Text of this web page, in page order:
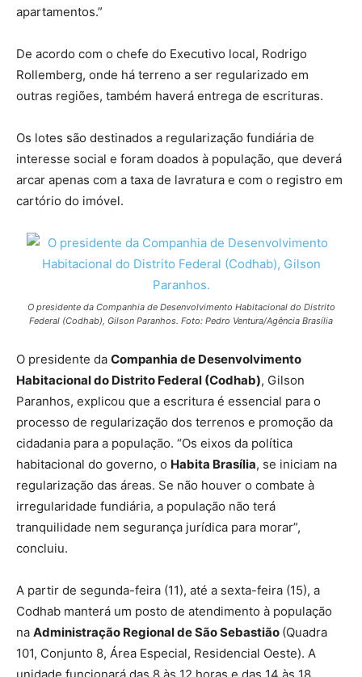
apartamentos.”
De acordo com o chefe do Executivo local, Rodrigo
Rollemberg, onde há terreno a ser regularizado em
outras regiões, também haverá entrega de escrituras.
Os lotes são destinados a regularização fundiária de
interesse social e foram doados à população, que deverá
arcar apenas com a taxa de lavratura e com o registro em
cartório do imóvel.
O presidente da Companhia de Desenvolvimento Habitacional do Distrito
Federal (Codhab), Gilson Paranhos. Foto: Pedro Ventura/Agência Brasília
O presidente da Companhia de Desenvolvimento
Habitacional do Distrito Federal (Codhab), Gilson
Paranhos, explicou que a escritura é essencial para o
processo de regularização dos terrenos e promoção da
cidadania para a população. “Os eixos da política
habitacional do governo, o Habita Brasília, se iniciam na
regularização das áreas. Se não houver o combate à
irregularidade fundiária, a população não terá
tranquilidade nem segurança jurídica para morar”,
concluiu.
A partir de segunda-feira (11), até a sexta-feira (15), a
Codhab manterá um posto de atendimento à população
na Administração Regional de São Sebastião (Quadra
101, Conjunto 8, Área Especial, Residencial Oeste). A